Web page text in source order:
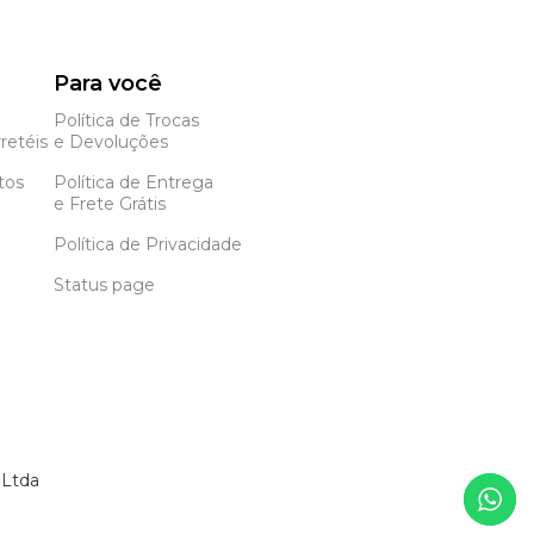
Para você
Política de Trocas
e Devoluções
Política de Entrega
e Frete Grátis
Política de Privacidade
Status page